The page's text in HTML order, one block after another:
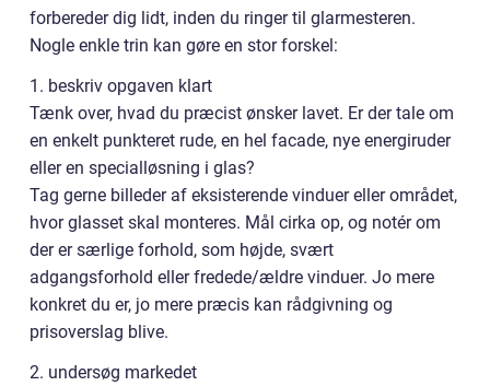
forbereder dig lidt, inden du ringer til glarmesteren.
Nogle enkle trin kan gøre en stor forskel:
1. beskriv opgaven klart
Tænk over, hvad du præcist ønsker lavet. Er der tale om
en enkelt punkteret rude, en hel facade, nye energiruder
eller en specialløsning i glas?
Tag gerne billeder af eksisterende vinduer eller området,
hvor glasset skal monteres. Mål cirka op, og notér om
der er særlige forhold, som højde, svært
adgangsforhold eller fredede/ældre vinduer. Jo mere
konkret du er, jo mere præcis kan rådgivning og
prisoverslag blive.
2. undersøg markedet